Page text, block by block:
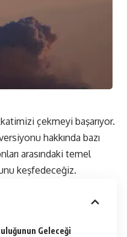
çekmeyi başarıyor.
hakkında bazı
arasındaki temel
keşfedeceğiz.
Geleceği